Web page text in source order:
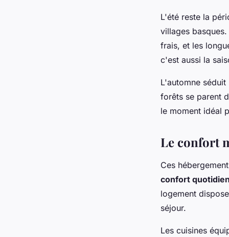
L'été reste la
villages
frais, et les
c'est aussi la
L'automne
forêts se parent
le moment idéal
Le confort
Ces
confort
logement
séjour.
Les cuisines